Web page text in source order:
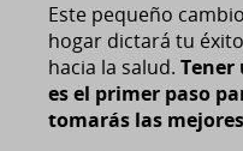
Este pequeño
hogar dictará tu
hacia la salud. Tener
es el primer paso
tomarás las